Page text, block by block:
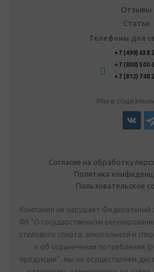
Отзывы
Статьи
Телефоны для
+7 (499) 638
+7 (800) 500
+7 (812) 748
Мы в
Согласие на обработку
Политика
Пользовательское
Компания не нарушает Федеральный
ФЗ "О государственном
этилового спирта, алкогольной и
и об ограничении потребления
продукции": мы не осуществляем